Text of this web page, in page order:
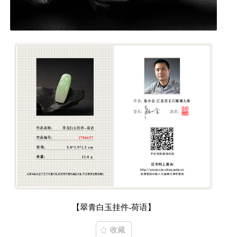
【翠青白玉挂件-荷语】
收藏